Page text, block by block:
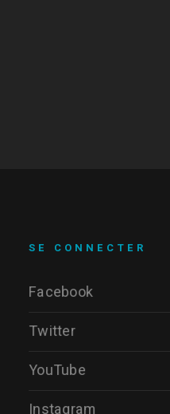
SE CONNECTER
Facebook
Twitter
YouTube
Instagram